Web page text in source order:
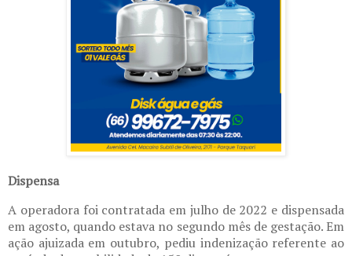
Dispensa
A operadora foi contratada em julho de 2022 e dispensada
em agosto, quando estava no segundo mês de gestação. Em
ação ajuizada em outubro, pediu indenização referente ao